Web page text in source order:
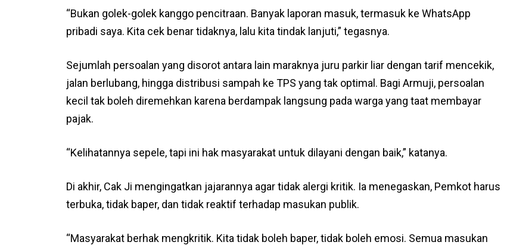
“Bukan golek-golek kanggo pencitraan. Banyak laporan masuk, termasuk ke WhatsApp
pribadi saya. Kita cek benar tidaknya, lalu kita tindak lanjuti,” tegasnya.
Sejumlah persoalan yang disorot antara lain maraknya juru parkir liar dengan tarif mencekik,
jalan berlubang, hingga distribusi sampah ke TPS yang tak optimal. Bagi Armuji, persoalan
kecil tak boleh diremehkan karena berdampak langsung pada warga yang taat membayar
pajak.
“Kelihatannya sepele, tapi ini hak masyarakat untuk dilayani dengan baik,” katanya.
Di akhir, Cak Ji mengingatkan jajarannya agar tidak alergi kritik. Ia menegaskan, Pemkot harus
terbuka, tidak baper, dan tidak reaktif terhadap masukan publik.
“Masyarakat berhak mengkritik. Kita tidak boleh baper, tidak boleh emosi. Semua masukan